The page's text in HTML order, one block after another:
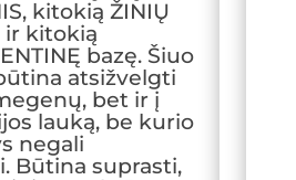
kitokią ŽINIŲ
kitokią
bazę. Šiuo
atsižvelgti
bet ir į
lauką, be kurio
negali
Būtina suprasti,